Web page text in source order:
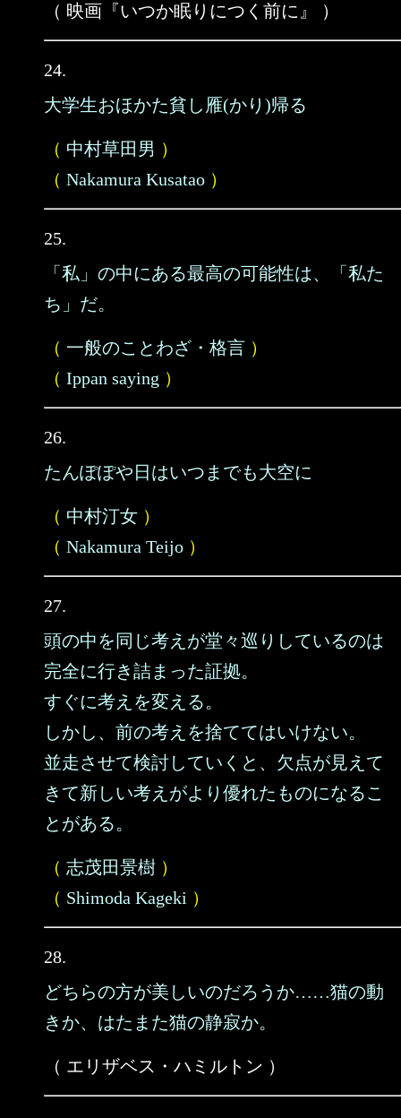
（ 映画『いつか眠りにつく前に』 ）
24.
大学生おほかた貧し雁(かり)帰る
（ 中村草田男 ）
（ Nakamura Kusatao ）
25.
「私」の中にある最高の可能性は、「私た
ち」だ。
（ 一般のことわざ・格言 ）
（ Ippan saying ）
26.
たんぽぽや日はいつまでも大空に
（ 中村汀女 ）
（ Nakamura Teijo ）
27.
頭の中を同じ考えが堂々巡りしているのは
完全に行き詰まった証拠。
すぐに考えを変える。
しかし、前の考えを捨ててはいけない。
並走させて検討していくと、欠点が見えて
きて新しい考えがより優れたものになるこ
とがある。
（ 志茂田景樹 ）
（ Shimoda Kageki ）
28.
どちらの方が美しいのだろうか……猫の動
きか、はたまた猫の静寂か。
（ エリザベス・ハミルトン ）